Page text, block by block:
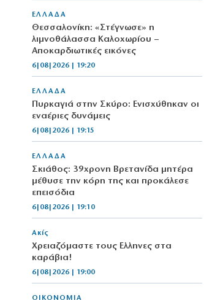
ΕΛΛΑΔΑ
Θεσσαλονίκη: «Στέγνωσε» η
λιμνοθάλασσα Καλοχωρίου –
Αποκαρδιωτικές εικόνες
6|08|2026 | 19:20
ΕΛΛΑΔΑ
Πυρκαγιά στην Σκύρο: Ενισχύθηκαν οι
εναέριες δυνάμεις
6|08|2026 | 19:15
ΕΛΛΑΔΑ
Σκιάθος: 39χρονη Βρετανίδα μητέρα
μέθυσε την κόρη της και προκάλεσε
επεισόδια
6|08|2026 | 19:10
Ακίς
Χρειαζόμαστε τους Eλληνες στα
καράβια!
6|08|2026 | 19:00
ΟΙΚΟΝΟΜΙΑ